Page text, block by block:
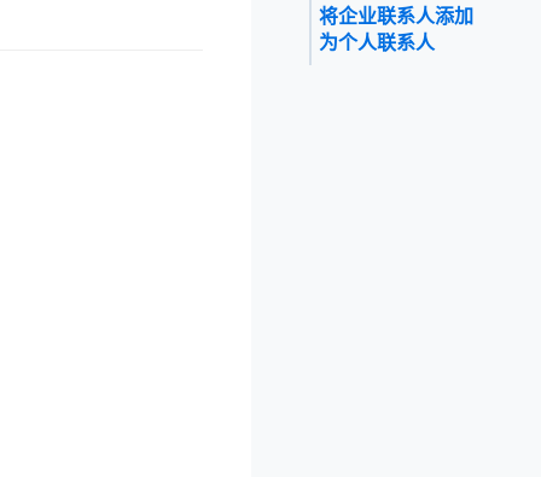
将企业联系人添加
为个人联系人